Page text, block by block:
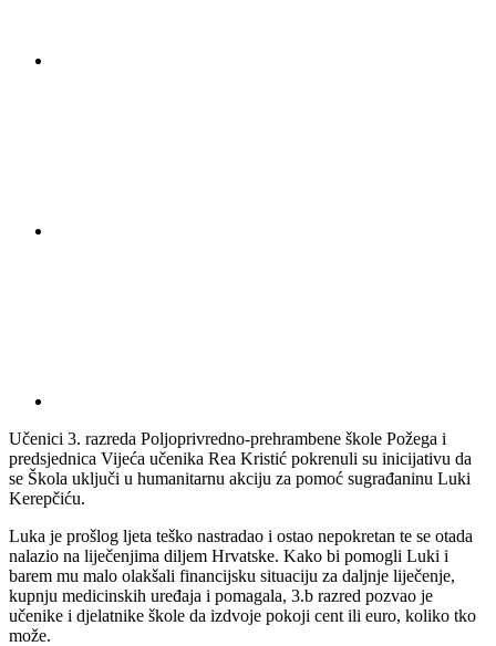
Učenici 3. razreda Poljoprivredno-prehrambene škole Požega i
predsjednica Vijeća učenika Rea Kristić pokrenuli su inicijativu da
se Škola uključi u humanitarnu akciju za pomoć sugrađaninu Luki
Kerepčiću.
Luka je prošlog ljeta teško nastradao i ostao nepokretan te se otada
nalazio na liječenjima diljem Hrvatske. Kako bi pomogli Luki i
barem mu malo olakšali financijsku situaciju za daljnje liječenje,
kupnju medicinskih uređaja i pomagala, 3.b razred pozvao je
učenike i djelatnike škole da izdvoje pokoji cent ili euro, koliko tko
može.